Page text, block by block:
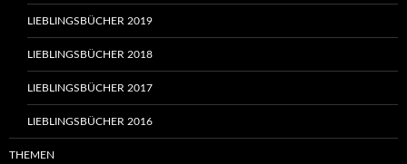
LIEBLINGSBÜCHER 2019
LIEBLINGSBÜCHER 2018
LIEBLINGSBÜCHER 2017
LIEBLINGSBÜCHER 2016
THEMEN